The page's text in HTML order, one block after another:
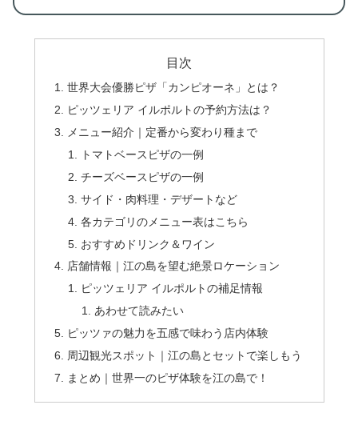
目次
世界大会優勝ピザ「カンピオーネ」とは？
ピッツェリア イルポルトの予約方法は？
メニュー紹介｜定番から変わり種まで
トマトベースピザの一例
チーズベースピザの一例
サイド・肉料理・デザートなど
各カテゴリのメニュー表はこちら
おすすめドリンク＆ワイン
店舗情報｜江の島を望む絶景ロケーション
ピッツェリア イルポルトの補足情報
あわせて読みたい
ピッツァの魅力を五感で味わう店内体験
周辺観光スポット｜江の島とセットで楽しもう
まとめ｜世界一のピザ体験を江の島で！